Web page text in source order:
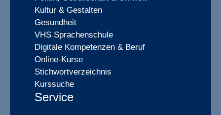
Kultur & Gestalten
Gesundheit
VHS Sprachenschule
Digitale Kompetenzen & Beruf
Online-Kurse
Stichwortverzeichnis
Kurssuche
Service